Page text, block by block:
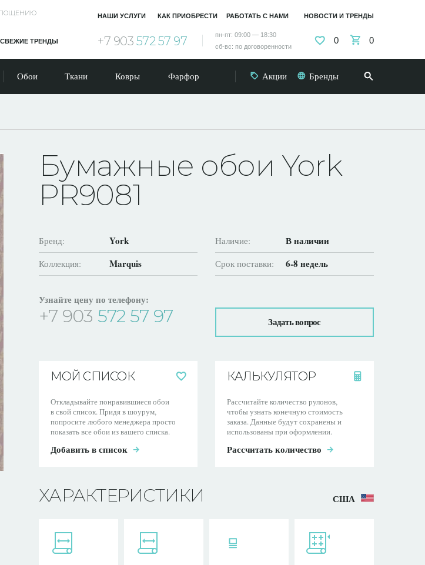
СВЕЖИЕ ТРЕНДЫ +7 903 572 57 97
пн-пт: 09:00 — 18:30
сб-вс: по договоренности
НАШИ УСЛУГИ КАК ПРИОБРЕСТИ РАБОТАТЬ С НАМИ НОВОСТИ И ТРЕНДЫ
0 0
Обои Ткани Ковры Фарфор Акции Бренды
Бумажные обои York
PR9081
Бренд: York
Коллекция: Marquis
Наличие: В наличии
Срок поставки: 6-8 недель
Узнайте цену по телефону:
+7 903 572 57 97 Задать вопрос
МОЙ СПИСОК
Откладывайте понравившиеся обои
в свой список. Придя в шоурум,
попросите любого менеджера просто
показать все обои из вашего списка.
Добавить в список
КАЛЬКУЛЯТОР
Рассчитайте количество рулонов,
чтобы узнать конечную стоимость
заказа. Данные будут сохранены и
использованы при оформлении.
Рассчитать количество
ХАРАКТЕРИСТИКИ США